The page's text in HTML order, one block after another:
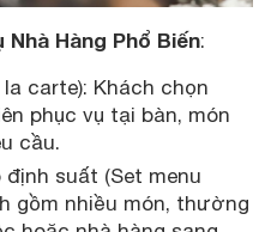
Nhà Hàng Phổ Biến:
carte): Khách chọn
phục vụ tại bàn, món
cầu.
suất (Set menu
gồm nhiều món, thường